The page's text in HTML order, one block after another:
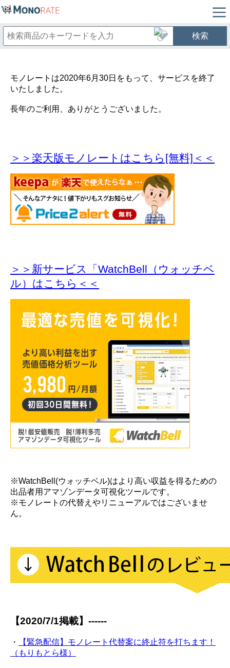
検索
モノレートは2020年6月30日をもって、サービスを終了
いたしました。
長年のご利用、ありがとうございました。
＞＞楽天版モノレートはこちら[無料]＜＜
＞＞新サービス「WatchBell（ウォッチベ
ル）はこちら＜＜
※WatchBell(ウォッチベル)はより高い収益を得るための
出品者用アマゾンデータ可視化ツールです。
※モノレートの代替えやリニューアルではございませ
ん。
【2020/7/1掲載】------
・
【緊急配信】モノレート代替案に終止符を打ちます！
（もりもとら様）